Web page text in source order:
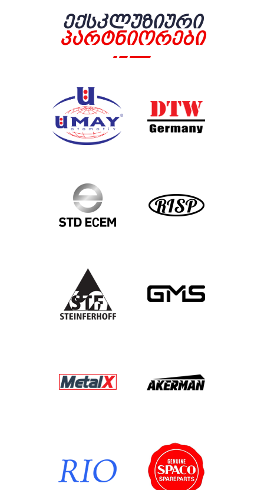
Ექსკლუზიური
Პარტნიორები